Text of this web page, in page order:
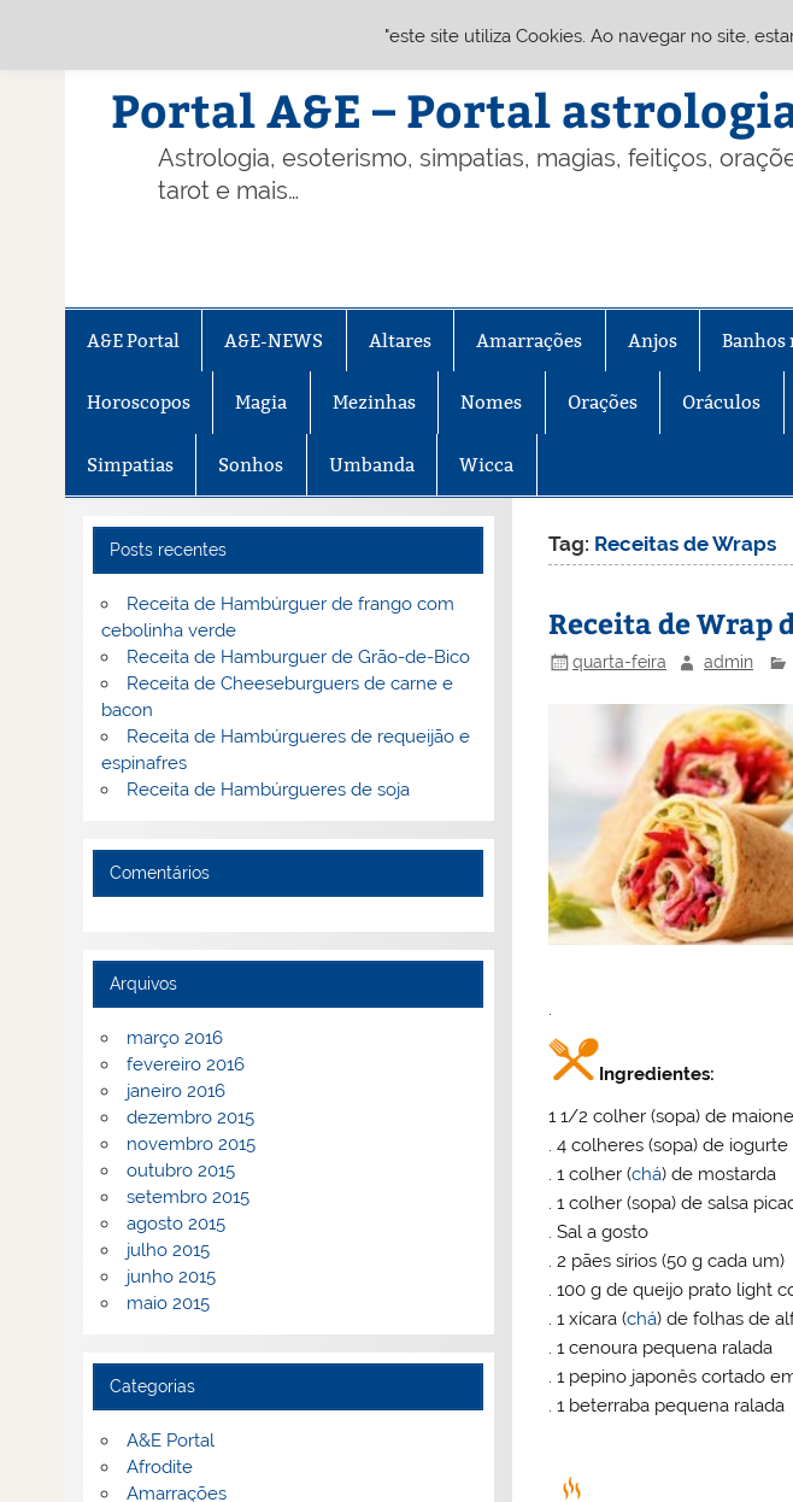
Portal A&E – Portal
Astrologia, esoterismo, simpatias, magias, feitiços,
tarot e mais…
A&E Portal A&E-NEWS Altares Amarrações Anjos Banhos
Horoscopos Magia Mezinhas Nomes Orações Oráculos
Simpatias Sonhos Umbanda Wicca
Tag: Receitas de Wraps
Receita de Wrap
quarta-feira admin
Ingredientes:
1 1/2 colher (sopa) de
. 4 colheres (sopa) de
. 1 colher (chá) de mostarda
. 1 colher (sopa) de salsa
. Sal a gosto
. 2 pães sírios (50 g cada um)
. 100 g de queijo prato light
. 1 xícara (chá) de folhas de
. 1 cenoura pequena ralada
. 1 pepino japonês cortado
. 1 beterraba pequena ralada
Posts recentes
Receita de Hambúrguer de frango com
cebolinha verde
Receita de Hamburguer de Grão-de-Bico
Receita de Cheeseburguers de carne e
bacon
Receita de Hambúrgueres de requeijão e
espinafres
Receita de Hambúrgueres de soja
Comentários
Arquivos
março 2016
fevereiro 2016
janeiro 2016
dezembro 2015
novembro 2015
outubro 2015
setembro 2015
agosto 2015
julho 2015
junho 2015
maio 2015
Categorias
A&E Portal
Afrodite
Amarrações
"este site utiliza Cookies. Ao navegar no site,